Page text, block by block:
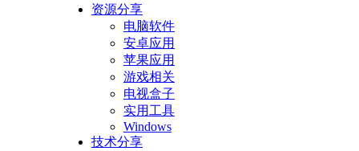
资源分享
电脑软件
安卓应用
苹果应用
游戏相关
电视盒子
实用工具
Windows
技术分享